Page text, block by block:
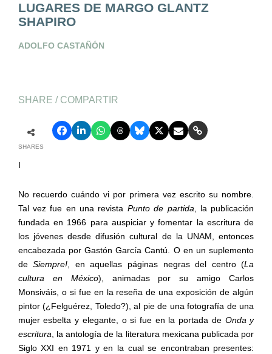
LUGARES DE MARGO GLANTZ
SHAPIRO
ADOLFO CASTAÑÓN
SHARE / COMPARTIR
SHARES
I
No recuerdo cuándo vi por primera vez escrito su nombre.
Tal vez fue en una revista Punto de partida , la publicación
fundada en 1966 para auspiciar y fomentar la escritura de
los jóvenes desde difusión cultural de la UNAM, entonces
encabezada por Gastón García Cantú. O en un suplemento
deSiempre! , en aquellas páginas negras del centro (La
cultura en México), animadas por su amigo Carlos
Monsiváis, o si fue en la reseña de una exposición de algún
pintor (¿Felguérez, Toledo?), al pie de una fotografía de una
mujer esbelta y elegante, o si fue en la portada de Onda y
escritura , la antología de la literatura mexicana publicada por
Siglo XXI en 1971 y en la cual se encontraban presentes: